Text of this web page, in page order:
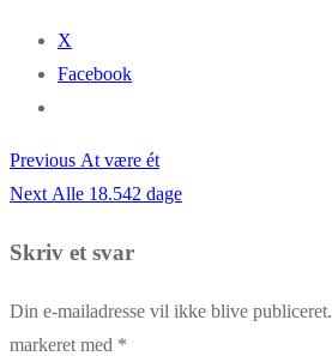
X
Facebook
Indlægsnavigation
Previous Previous
post:
At være ét
Next Next
Alle 18.542 dage
Skriv et svar
Din e-mailadresse vil ikke blive publiceret.
markeret med *